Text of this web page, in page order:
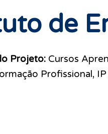
de
Projeto: Cursos
Profissional,